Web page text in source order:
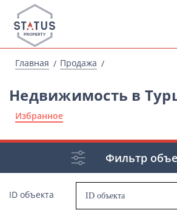
Главная Продажа
Недвижимость в
Избранное
Фильтр
ID объекта